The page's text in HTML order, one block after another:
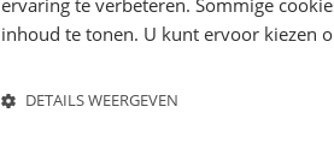
ervaring te verbeteren. Sommige
inhoud te tonen. U kunt ervoor kiezen
DETAILS WEERGEVEN